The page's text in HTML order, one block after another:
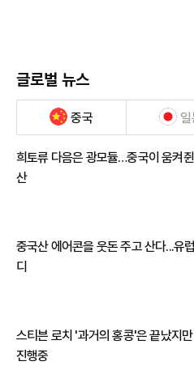
글로벌 뉴스
중국
희토류 다음은 광모듈…중국이 움켜
산
중국산 에어콘을 웃돈 주고 산다...유
디
스티븐 로치 '과거의 홍콩'은 끝났지
진행중